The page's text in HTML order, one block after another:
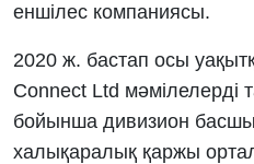
еншілес компаниясы.
2020 ж. бастап осы
Connect Ltd мәмілелерді
бойынша дивизион
халықаралық қаржы